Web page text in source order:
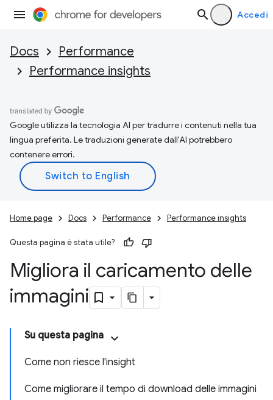
Accedi
Docs
Performance
Performance insights
Google utilizza la tecnologia AI per tradurre i contenuti nella tua
lingua preferita. Le traduzioni generate dall'AI potrebbero
contenere errori.
Home page Docs Performance Performance insights
Questa pagina è stata utile?
Migliora il caricamento delle
immagini
Su questa pagina
Come non riesce l'insight
Come migliorare il tempo di download delle immagini